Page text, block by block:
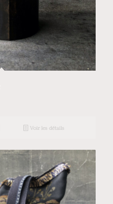
Voir les détails